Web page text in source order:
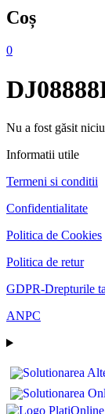
Coș
0
Nu a fost găsit
Informatii utile
Termeni si conditii
Confidentialitate
Politica de Cookies
Politica de retur
GDPR-Drepturile
ANPC